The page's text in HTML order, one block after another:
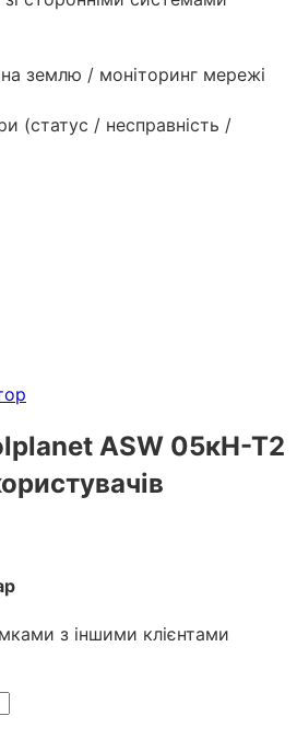
землю / моніторинг мережі
(статус / несправність /
ASW 05кН-Т2
з іншими клієнтами